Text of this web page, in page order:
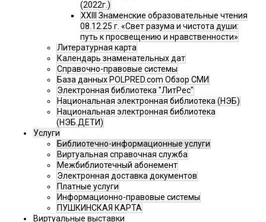
(2022г.)
XXIII Знаменские образовательные чтения
08.12.25 г. «Свет разума и чистота души:
путь к просвещению и нравственности»
Литературная карта
Календарь знаменательных дат
Справочно-правовые системы
База данных POLPRED.com Обзор СМИ
Электронная библиотека "ЛитРес"
Национальная электронная библиотека (НЭБ)
Национальная электронная библиотека
(НЭБ.ДЕТИ)
Услуги
Библиотечно-информационные услуги
Виртуальная справочная служба
Межбиблиотечный абонемент
Электронная доставка документов
Платные услуги
Информационно-правовые системы
ПУШКИНСКАЯ КАРТА
Виртуальные выставки